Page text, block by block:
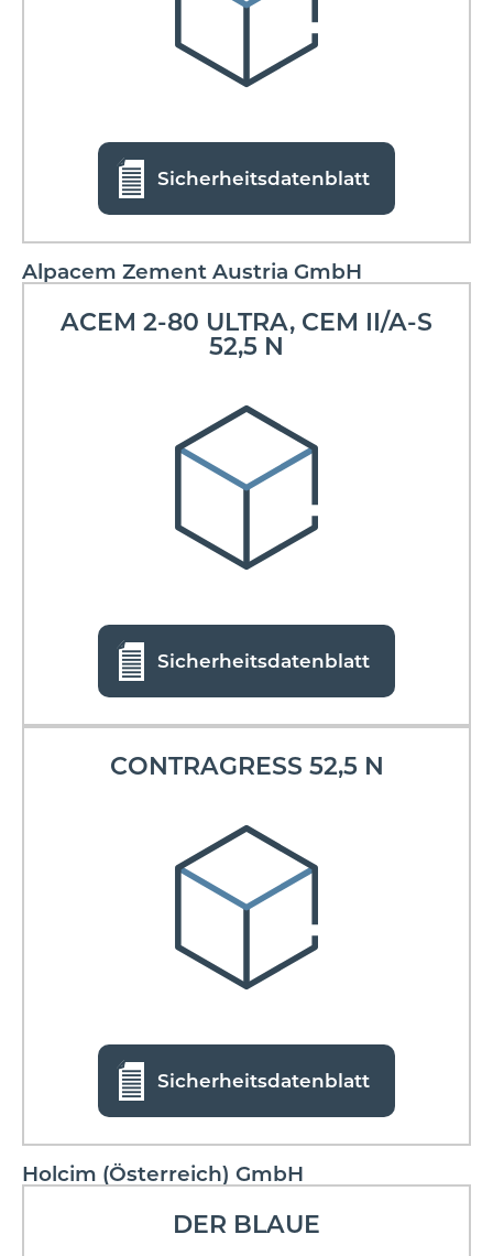
Sicherheitsdatenblatt
Alpacem Zement Austria GmbH
ACEM 2-80 ULTRA, CEM II/A-S
52,5 N
Sicherheitsdatenblatt
CONTRAGRESS 52,5 N
Sicherheitsdatenblatt
Holcim (Österreich) GmbH
DER BLAUE